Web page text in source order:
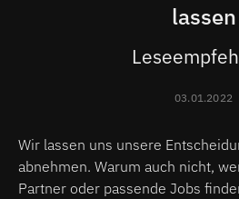
lassen
03.01.2022
Wir lassen uns unsere
abnehmen. Warum auch nicht,
Partner oder passende Jobs